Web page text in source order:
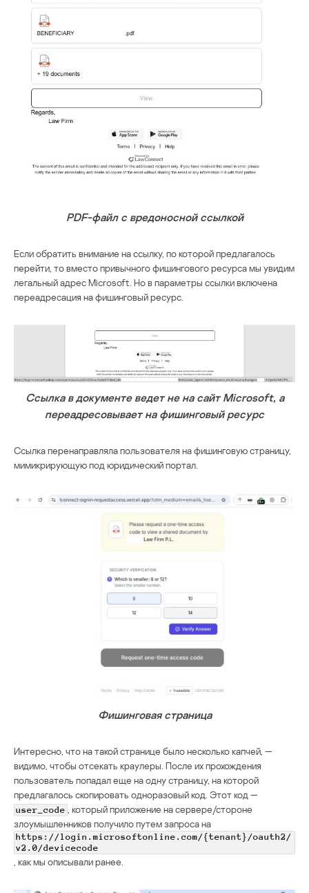
PDF-файл с вредоносной ссылкой
Если обратить внимание на ссылку, по которой предлагалось
перейти, то вместо привычного фишингового ресурса мы увидим
легальный адрес Microsoft. Но в параметры ссылки включена
переадресация на фишинговый ресурс.
Ссылка в документе ведет не на сайт Microsoft, а
переадресовывает на фишинговый ресурс
Ссылка перенаправляла пользователя на фишинговую страницу,
мимикрирующую под юридический портал.
Фишинговая страница
Интересно, что на такой странице было несколько капчей, —
видимо, чтобы отсекать краулеры. После их прохождения
пользователь попадал еще на одну страницу, на которой
предлагалось скопировать одноразовый код. Этот код —
user_code , который приложение на сервере/стороне
злоумышленников получило путем запроса на
https://login.microsoftonline.com/{tenant}/oauth2/
v2.0/devicecode
, как мы описывали ранее.